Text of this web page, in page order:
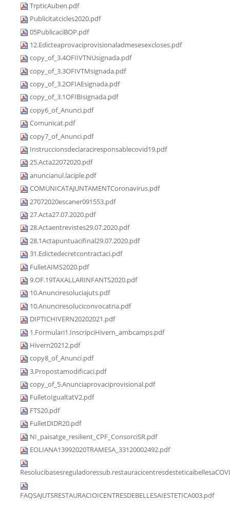
TrpticAuben.pdf
Publicitatcicles2020.pdf
05PublicaciBOP.pdf
12.Edicteaprovaciprovisionaladmesesexcloses.pdf
copy_of_3.4OFIIVTNUsignada.pdf
copy_of_3.3OFIVTMsignada.pdf
copy_of_3.2OFIAEsignada.pdf
copy_of_3.1OFIBIsignada.pdf
copy6_of_Anunci.pdf
Comunicat.pdf
copy7_of_Anunci.pdf
Instruccionsdeclaraciresponsablecovid19.pdf
25.Acta22072020.pdf
anuncianul.laciple.pdf
COMUNICATAJUNTAMENTCoronavirus.pdf
27072020escaner091553.pdf
27.Acta27.07.2020.pdf
28.Actaentrevistes29.07.2020.pdf
28.1Actapuntuacifinal29.07.2020.pdf
31.Edictedecretcontractaci.pdf
FulletAIMS2020.pdf
9.OF.19TAXALLARINFANTS2020.pdf
10.Anunciresoluciajuts.pdf
10.Anunciresoluciconvocatria.pdf
DIPTICHIVERN20202021.pdf
1.Formulari1.InscripciHivern_ambcamps.pdf
Hivern20212.pdf
copy8_of_Anunci.pdf
3.Propostamodificaci.pdf
copy_of_5.Anunciaprovaciprovisional.pdf
FulletoIgualtatV2.pdf
FTS20.pdf
FulletDIDR20.pdf
NI_paisatge_resilient_CPF_ConsorciSR.pdf
EOLIANA13992020TRAMESA_33120002492.pdf
FAQSAJUTSRESTAURACIOICENTRESDEBELLESAIESTETICA003.pdf